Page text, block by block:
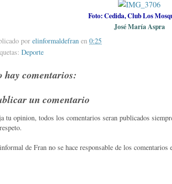
Foto: Cedida, Club Los
José María Aspra
por elinformaldefran en 0:25
Deporte
hay comentarios:
un comentario
tu opinion, todos los comentarios seran publicados
de Fran no se hace responsable de los comentarios